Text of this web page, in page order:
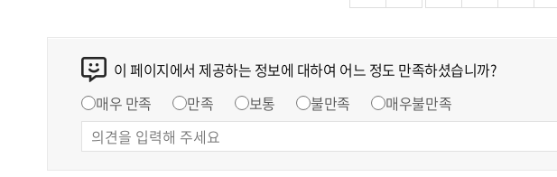
이 페이지에서 제공하는 정보에 대하여 어느 정도 만족하셨습니까?
매우 만족
만족 보통 불만족 매우불만족